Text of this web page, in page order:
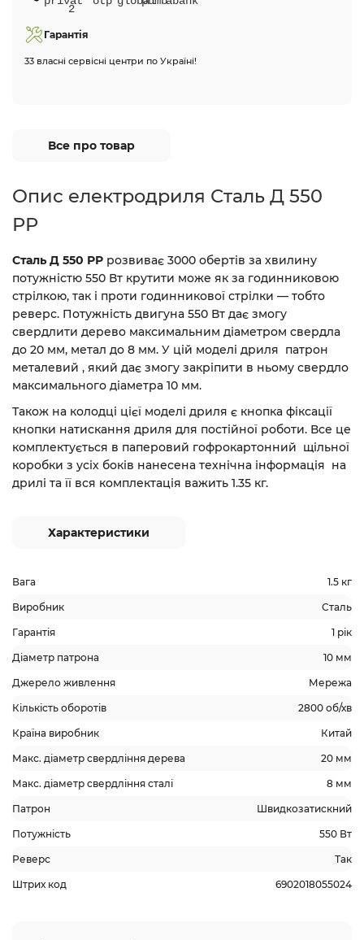
Гарантія
33 власні сервісні центри по Україні!
Все про товар
Опис електродриля Сталь Д 550
РР
Сталь Д 550 РР розвиває 3000 обертів за хвилину
потужністю 550 Вт крутити може як за годинниковою
стрілкою, так і проти годинникової стрілки — тобто
реверс. Потужність двигуна 550 Вт дає змогу
свердлити дерево максимальним діаметром свердла
до 20 мм, метал до 8 мм. У цій моделі дриля патрон
металевий , який дає змогу закріпити в ньому свердло
максимального діаметра 10 мм.
Також на колодці цієї моделі дриля є кнопка фіксації
кнопки натискання дриля для постійної роботи. Все це
комплектується в паперовий гофрокартонний щільної
коробки з усіх боків нанесена технічна інформація на
дрилі та її вся комплектація важить 1.35 кг.
Характеристики
Вага 1.5 кг
Виробник Сталь
Гарантія 1 рік
Діаметр патрона 10 мм
Джерело живлення Мережа
Кількість оборотів 2800 об/хв
Країна виробник Китай
Макс. діаметр свердління дерева 20 мм
Макс. діаметр свердління сталі 8 мм
Патрон Швидкозатискний
Потужність 550 Вт
Реверс Так
Штрих код 6902018055024